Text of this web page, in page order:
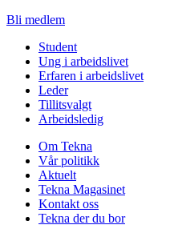
Bli medlem
Student
Ung i arbeidslivet
Erfaren i arbeidslivet
Leder
Tillitsvalgt
Arbeidsledig
Om Tekna
Vår politikk
Aktuelt
Tekna Magasinet
Kontakt oss
Tekna der du bor